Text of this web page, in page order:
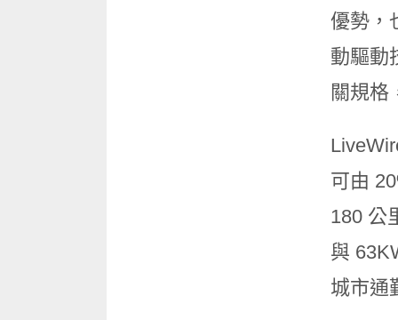
優勢，
動驅動
關規格
可由
180 公
與
城市通